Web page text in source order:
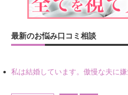
最新のお悩み口コミ相談